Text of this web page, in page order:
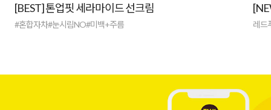
[BEST] 톤업핏 세라마이드 선크림
#혼합자차#눈시림NO#미백+주름 레드